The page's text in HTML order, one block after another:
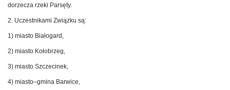
dorzecza rzeki Parsęty.
2. Uczestnikami Związku są:
1) miasto Białogard,
2) miasto Kołobrzeg,
3) miasto Szczecinek,
4) miasto–gmina Barwice,